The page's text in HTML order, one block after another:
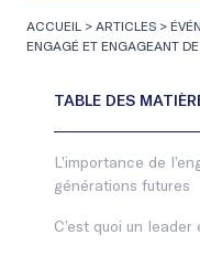
ACCUEIL > ARTICLES >
ENGAGÉ ET ENGAGEANT
L’importance de
générations futures
C’est quoi un leader